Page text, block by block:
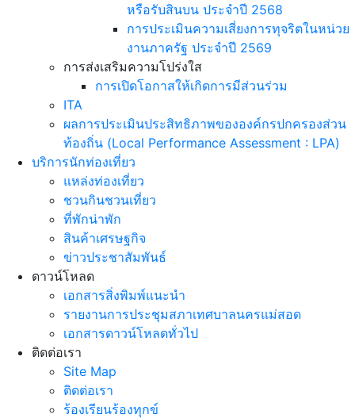
หรือรับสินบน ประจำปี 2568
การประเมินความเสี่ยงการทุจริตในหน่วย
งานภาครัฐ ประจำปี 2569
การส่งเสริมความโปร่งใส
การเปิดโอกาสให้เกิดการมีส่วนร่วม
ITA
ผลการประเมินประสิทธิภาพขององค์กรปกครองส่วน
ท้องถิ่น (Local Performance Assessment : LPA)
บริการนักท่องเที่ยว
แหล่งท่องเที่ยว
ชวนกินชวนเที่ยว
ที่พักน่าพัก
สินค้าเศรษฐกิจ
ข่าวประชาสัมพันธ์
ดาวน์โหลด
เอกสารสิ่งพิมพ์แนะนำ
รายงานการประชุมสภาเทศบาลนครแม่สอด
เอกสารดาวน์โหลดทั่วไป
ติดต่อเรา
Site Map
ติดต่อเรา
ร้องเรียนร้องทุกข์